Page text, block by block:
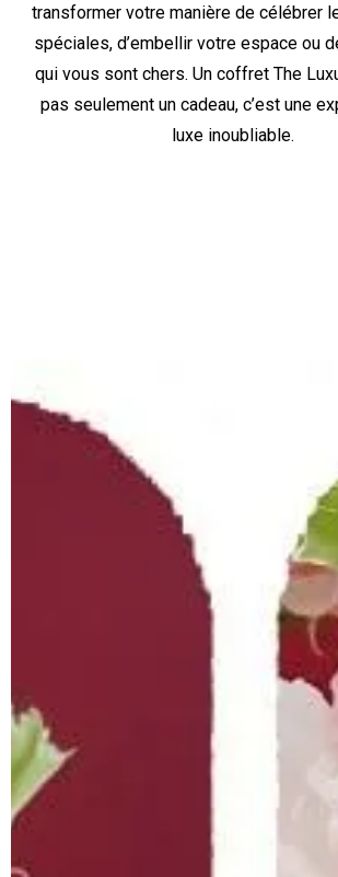
transformer votre manière de célébrer
spéciales, d’embellir votre espace ou
qui vous sont chers. Un coffret The
pas seulement un cadeau, c’est une
luxe inoubliable.